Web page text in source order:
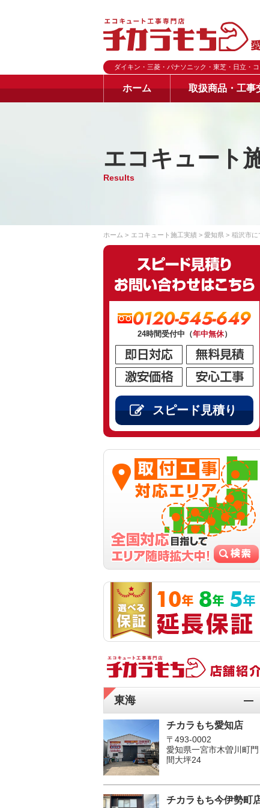
ダイキン・三菱・パナソニック・東芝・日立・
ホーム 取扱商品・工事
エコキュート
Results
ホーム エコキュート施工実績 愛知県 稲沢市に
0120-545-649
24時間受付中（年中無休）
スピード見積り
東海
チカラもち愛知店
〒493-0002
愛知県一宮市木曽川町門
間大坪24
チカラもち今伊勢町